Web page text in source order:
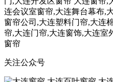
关注公众号